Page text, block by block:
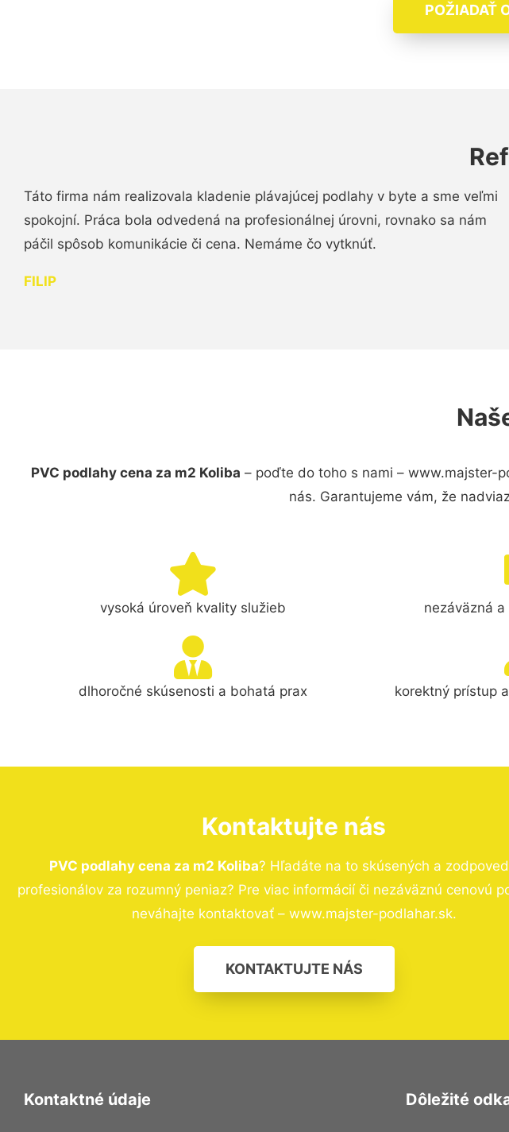
POŽIADAŤ
Táto firma nám realizovala kladenie plávajúcej podlahy v byte a sme veľmi
spokojní. Práca bola odvedená na profesionálnej úrovni, rovnako sa nám
páčil spôsob komunikácie či cena. Nemáme čo vytknúť.
FILIP
PVC podlahy cena za m2 Koliba – poďte do toho s nami – www.majster-
nás. Garantujeme vám, že
vysoká úroveň kvality služieb nezáväzná
dlhoročné skúsenosti a bohatá prax korektný prístup
Kontaktujte nás
PVC podlahy cena za m2 Koliba? Hľadáte na to skúsených a
profesionálov za rozumný peniaz? Pre viac informácií či nezáväznú cenovú
neváhajte kontaktovať – www.majster-podlahar.sk.
KONTAKTUJTE NÁS
Kontaktné údaje Dôležité